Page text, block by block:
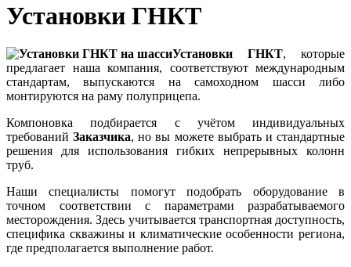
Установки ГНКТ
Установки ГНКТ, которые
предлагает наша компания, соответствуют международным
стандартам, выпускаются на самоходном шасси либо
монтируются на раму полуприцепа.
Компоновка подбирается с учётом индивидуальных
требованийЗаказчика, но вы можете выбрать и стандартные
решения для использования гибких непрерывных колонн
труб.
Наши специалисты помогут подобрать оборудование в
точном соответствии с параметрами разрабатываемого
месторождения. Здесь учитывается транспортная доступность,
специфика скважины и климатические особенности региона,
где предполагается выполнение работ.